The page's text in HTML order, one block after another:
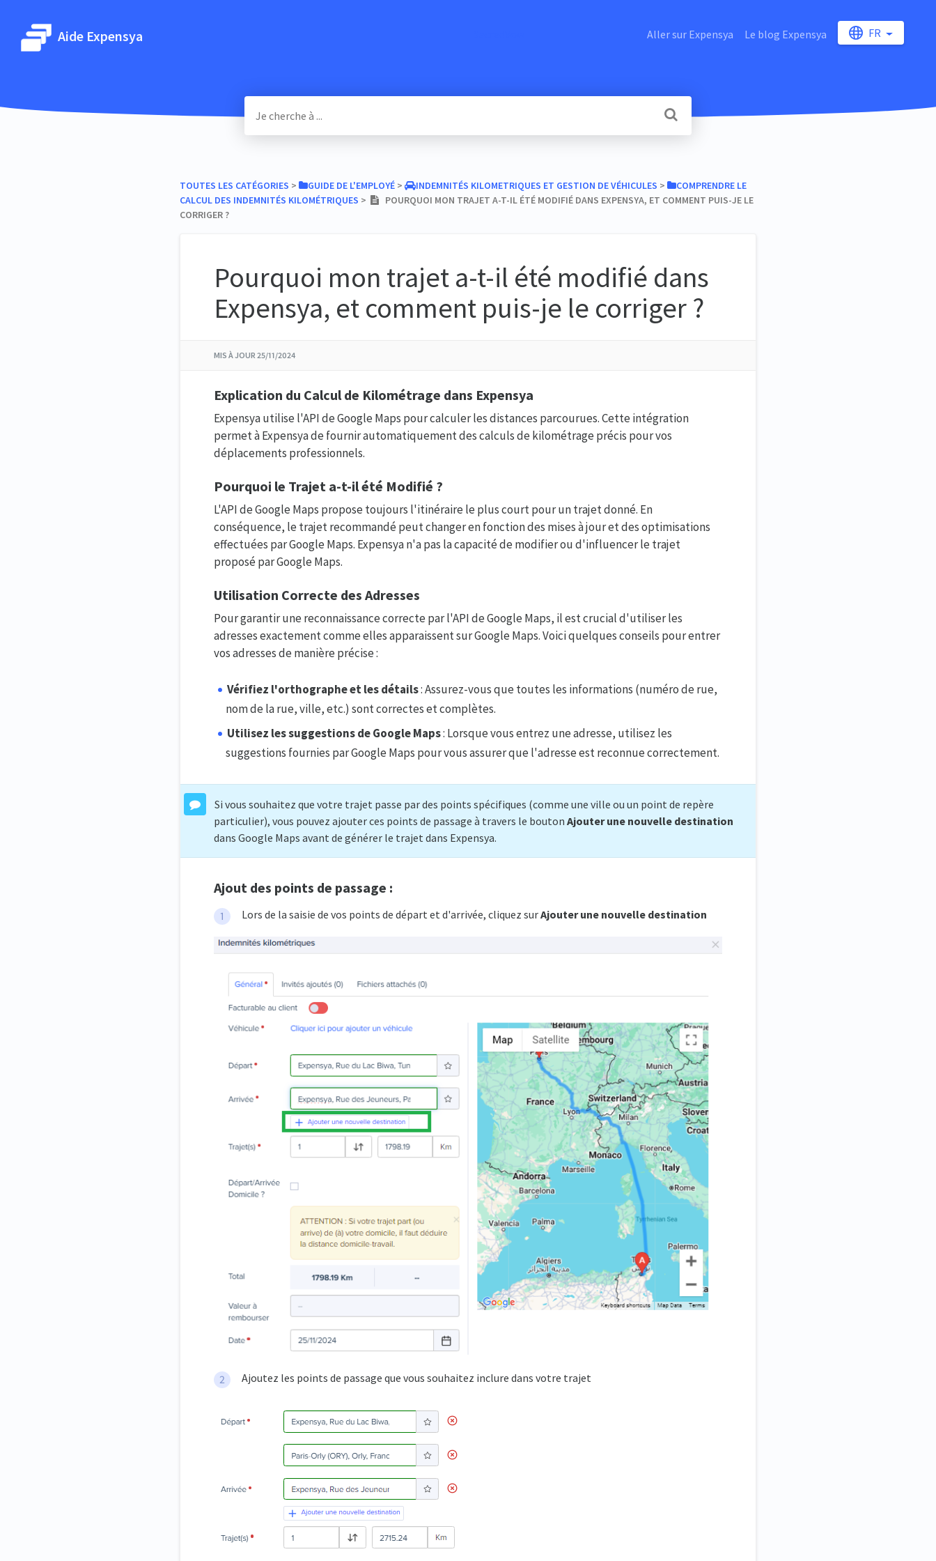
Aide Expensya Aller sur Expensya Le blog Expensya FR
TOUTES LES CATÉGORIES ​ > ​ ​GUIDE DE L'EMPLOYÉ​ > ​ ​INDEMNITÉS KILOMETRIQUES ET GESTION DE VÉHICULES ​ > ​
​COMPRENDRE LE
CALCUL DES INDEMNITÉS KILOMÉTRIQUES ​ > ​
POURQUOI MON TRAJET A-T-IL ÉTÉ MODIFIÉ DANS EXPENSYA, ET COMMENT PUIS-JE LE
CORRIGER ?
Pourquoi mon trajet a-t-il été modifié dans
Expensya, et comment puis-je le corriger ?
MIS À JOUR 25/11/2024
Explication du Calcul de Kilométrage dans Expensya
Expensya utilise l'API de Google Maps pour calculer les distances parcourues. Cette intégration
permet à Expensya de fournir automatiquement des calculs de kilométrage précis pour vos
déplacements professionnels.
Pourquoi le Trajet a-t-il été Modifié ?
L'API de Google Maps propose toujours l'itinéraire le plus court pour un trajet donné. En
conséquence, le trajet recommandé peut changer en fonction des mises à jour et des optimisations
effectuées par Google Maps. Expensya n'a pas la capacité de modifier ou d'influencer le trajet
proposé par Google Maps.
Utilisation Correcte des Adresses
Pour garantir une reconnaissance correcte par l'API de Google Maps, il est crucial d'utiliser les
adresses exactement comme elles apparaissent sur Google Maps. Voici quelques conseils pour entrer
vos adresses de manière précise :
Vérifiez l'orthographe et les détails: Assurez-vous que toutes les informations (numéro de rue,
nom de la rue, ville, etc.) sont correctes et complètes.
Utilisez les suggestions de Google Maps: Lorsque vous entrez une adresse, utilisez les
suggestions fournies par Google Maps pour vous assurer que l'adresse est reconnue correctement.
Si vous souhaitez que votre trajet passe par des points spécifiques (comme une ville ou un point de repère
particulier), vous pouvez ajouter ces points de passage à travers le bouton Ajouter une nouvelle destination
dans Google Maps avant de générer le trajet dans Expensya.
Ajout des points de passage :
Lors de la saisie de vos points de départ et d'arrivée, cliquez surAjouter une nouvelle destination
Ajoutez les points de passage que vous souhaitez inclure dans votre trajet